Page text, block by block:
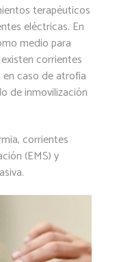
terapéuticos
eléctricas. En
medio para
corrientes
caso de atrofia
de inmovilización
corrientes
(EMS) y